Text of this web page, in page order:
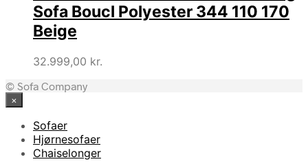
Sofa Boucl Polyester 344 110 170
Beige
32.999,00 kr.
© Sofa Company
×
Sofaer
Hjørnesofaer
Chaiselonger